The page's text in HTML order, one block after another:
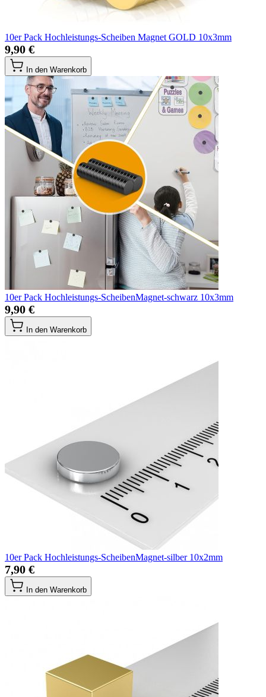
10er Pack Hochleistungs-Scheiben Magnet GOLD 10x3mm
9,90 €
In den Warenkorb
10er Pack Hochleistungs-ScheibenMagnet-schwarz 10x3mm
9,90 €
In den Warenkorb
10er Pack Hochleistungs-ScheibenMagnet-silber 10x2mm
7,90 €
In den Warenkorb